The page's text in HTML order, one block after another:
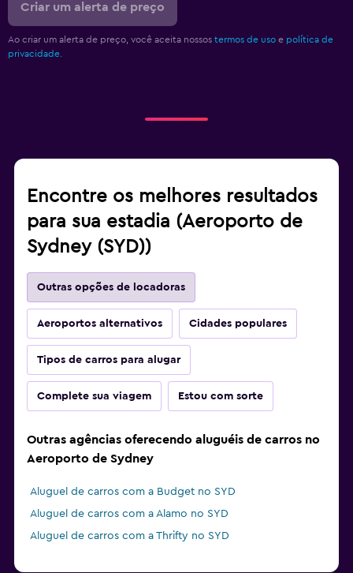
Criar um alerta de preço
Ao criar um alerta de preço, você aceita nossos termos de uso e política de
privacidade.
Encontre os melhores resultados
para sua estadia (Aeroporto de
Sydney (SYD))
Outras opções de locadoras
Aeroportos alternativos Cidades populares
Tipos de carros para alugar
Complete sua viagem Estou com sorte
Outras agências oferecendo aluguéis de carros no
Aeroporto de Sydney
Aluguel de carros com a Budget no SYD
Aluguel de carros com a Alamo no SYD
Aluguel de carros com a Thrifty no SYD